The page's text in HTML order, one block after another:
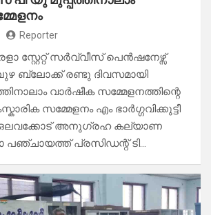
Reporter
സ്റ്റേറ്റ് സർവ്വീസ് പെൻഷനേഴ്സ്
ബ്ലോക്ക് രണ്ടു ദിവസമായി
വാർഷീക സമ്മേളനത്തിന്റെ
സമ്മേളനം എം ഭാർഗ്ഗവിക്കുട്ടീ
(ഒലവക്കോട് അനുഗ്രഹ കല്യാണ
പഞ്ചായത്ത്‌ പ്രസിഡന്റ് ടി…